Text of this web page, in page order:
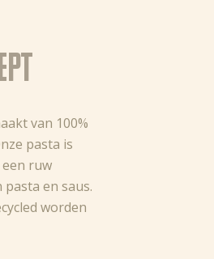
van 100%
pasta is
ruw
en saus.
worden